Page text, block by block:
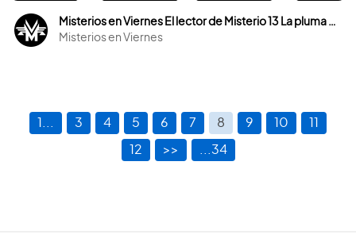
Misterios en Viernes El lector de Misterio 13 La pluma mágica de Gwendy
Misterios en Viernes
1... 3 4 5 6 7 8 9 10 11
12 >> ...34